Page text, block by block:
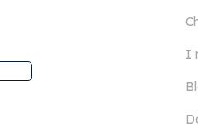
I